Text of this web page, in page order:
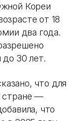
Кореи
от 18
два года.
до 30 лет.
что для
стране —
что